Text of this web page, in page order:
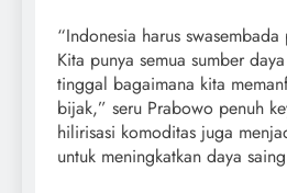
“Indonesia harus
Kita punya semua sumber
tinggal bagaimana kita
bijak,” seru Prabowo penuh
hilirisasi komoditas juga
untuk meningkatkan daya